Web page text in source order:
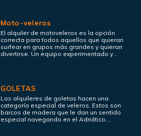
Moto-veleros
El alquiler de motoveleros es la opción
correcta para todos aquellos que quieran
surfear en grupos más grandes y quieran
divertirse. Un equipo experimentado y...
GOLETAS
Los alquileres de goletas hacen una
categoría especial de veleros. Estos son
barcos de madera que le dan un sentido
especial navegando en el Adriático....